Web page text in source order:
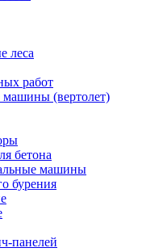
леса
работ
машины (вертолет)
бетона
машины
бурения
панелей